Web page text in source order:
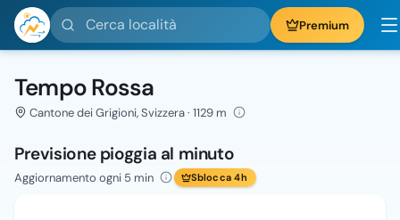
Cerca località Premium
Tempo Rossa
Cantone dei Grigioni, Svizzera · 1129 m
Previsione pioggia al minuto
Aggiornamento ogni 5 min Sblocca 4h